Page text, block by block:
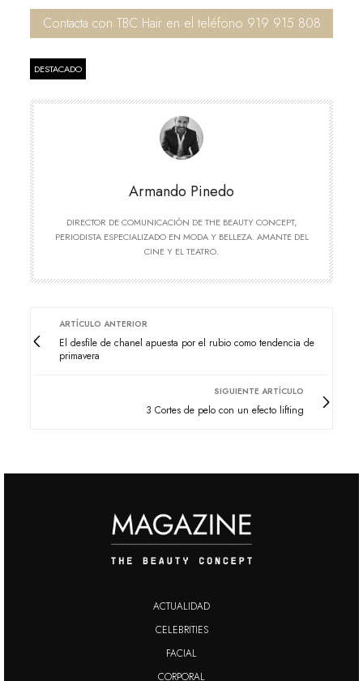
Contacta con TBC Hair en el teléfono 919 915 808
DESTACADO
Armando Pinedo
DIRECTOR DE COMUNICACIÓN DE THE BEAUTY CONCEPT,
PERIODISTA ESPECIALIZADO EN MODA Y BELLEZA. AMANTE DEL
CINE Y EL TEATRO.
ARTÍCULO ANTERIOR
El desfile de chanel apuesta por el rubio como tendencia de
primavera
SIGUIENTE ARTÍCULO
3 Cortes de pelo con un efecto lifting
ACTUALIDAD
CELEBRITIES
FACIAL
CORPORAL